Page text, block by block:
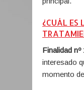
¿CUÁL ES
Finalidad nº
interesado
momento